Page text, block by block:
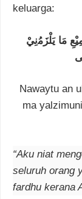
keluarga:
ﻣَﺎ ﻳَﻠْﺰَﻣُنِيْ
Nawaytu an
ma
“Aku niat
seluruh orang
fardhu kerana